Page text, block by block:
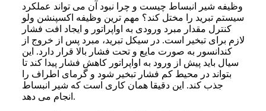
وظیفه شیر انبساط چیست و چرا نبود آن می تواند عملکرد
سیستم تبرید را مختل کند؟ مهم ترین وظیفه اکسپنشن ولو
کنترل مقدار مبرد ورودی به اواپراتور و ایجاد افت فشار
لازم برای تبخیر است. در سیکل تبرید، مبرد پس از خروج از
کندانسور به صورت مایع و تحت فشار بالا قرار دارد. این
سیال باید پیش از ورود به اواپراتور کاهش فشار پیدا کند تا
بتواند در محیط کم فشار تبخیر شود و گرمای اطراف را
جذب کند. این دقیقا همان کاری است که شیر انبساط
انجام می دهد.